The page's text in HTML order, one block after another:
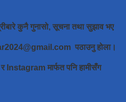
कुनै गुनासो, सूचना तथा सुझाव भए
पठाउनु होला।
मार्फत पनि हामीसँग